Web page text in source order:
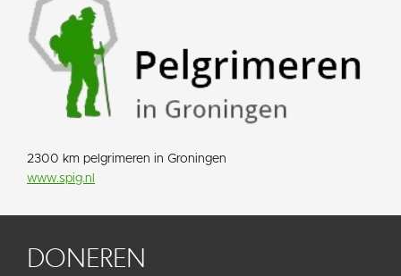
2300 km pelgrimeren in Groningen
www.spig.nl
DONEREN